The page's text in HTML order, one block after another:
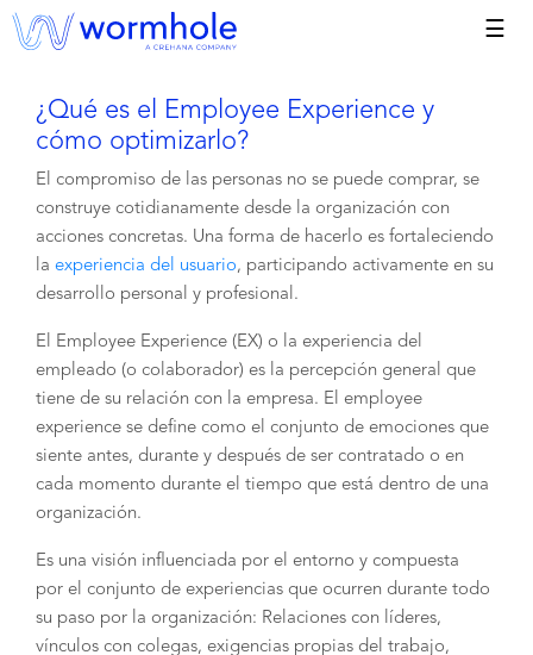
☰
¿Qué es el Employee Experience y
cómo optimizarlo?
El compromiso de las personas no se puede comprar, se
construye cotidianamente desde la organización con
acciones concretas. Una forma de hacerlo es fortaleciendo
la experiencia del usuario, participando activamente en su
desarrollo personal y profesional.
El Employee Experience (EX) o la experiencia del
empleado (o colaborador) es la percepción general que
tiene de su relación con la empresa. El employee
experience se define como el conjunto de emociones que
siente antes, durante y después de ser contratado o en
cada momento durante el tiempo que está dentro de una
organización.
Es una visión influenciada por el entorno y compuesta
por el conjunto de experiencias que ocurren durante todo
su paso por la organización: Relaciones con líderes,
vínculos con colegas, exigencias propias del trabajo,